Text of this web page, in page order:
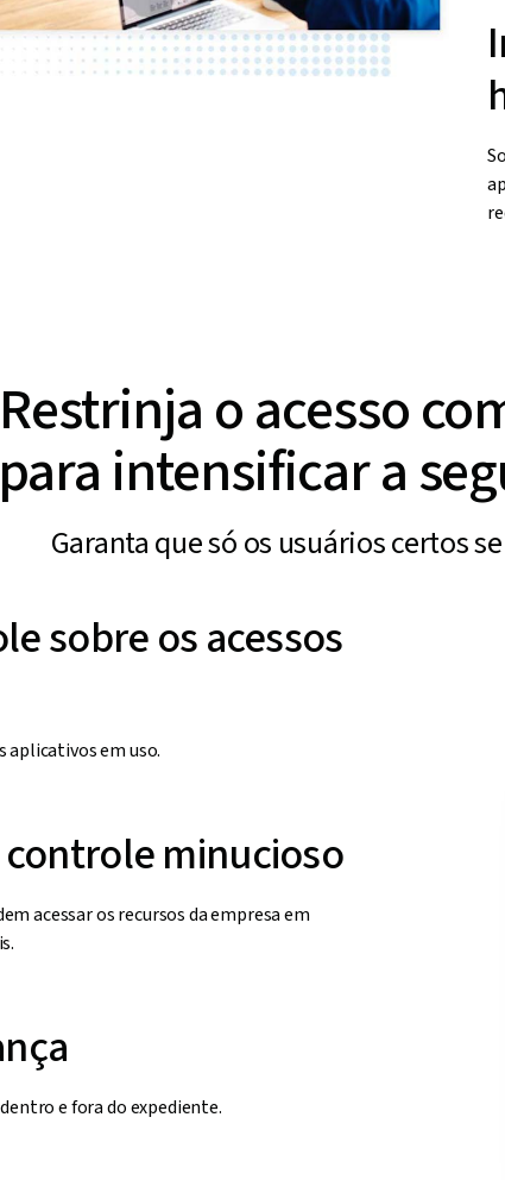
Restrinja o acesso
para intensificar a
Garanta que só os usuários certos
sobre os acessos
em uso.
minucioso
acessar os recursos da empresa em
e fora do expediente.